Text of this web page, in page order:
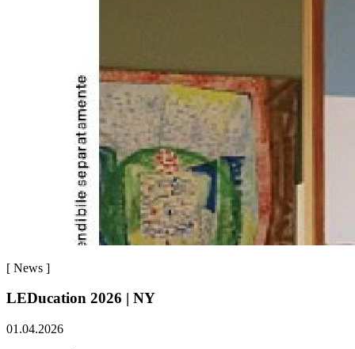
[ News ]
LEDucation 2026 | NY
01.04.2026